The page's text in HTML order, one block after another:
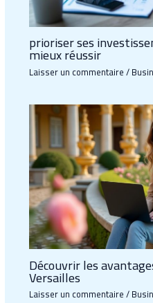
prioriser ses
mieux réussir
Laisser un commentaire/
Découvrir les
Versailles
Laisser un commentaire/